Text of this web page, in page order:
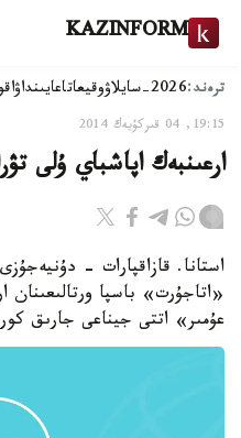
KAZINFORM
ترەند:2026-سايلاۋ وقيعاتاعايىنداۋ
19:15, 04 قىركۇيەك 2014
ارعىنبەك اپاشباي ۇلى
استانا. قازاقپارات -
«اتاجۇرت» باسپا
عۇمىر» اتتى جيناعى جارىق